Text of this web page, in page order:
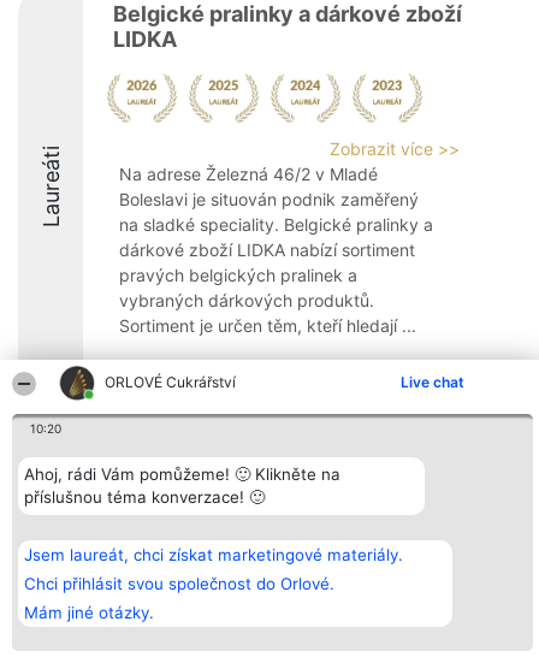
ORLOVÉ Cukrářství Live chat
10:20
Ahoj, rádi Vám pomůžeme! 🙂 Klikněte na
příslušnou téma konverzace! 🙂
Jsem laureát, chci získat marketingové materiály.
Chci přihlásit svou společnost do Orlové.
Mám jiné otázky.
Laureáti
Belgické pralinky a dárkové zboží
LIDKA
Zobrazit více >>
Na adrese Železná 46/2 v Mladé
Boleslavi je situován podnik zaměřený
na sladké speciality. Belgické pralinky a
dárkové zboží LIDKA nabízí sortiment
pravých belgických pralinek a
vybraných dárkových produktů.
Sortiment je určen těm, kteří hledají ...
8.8
Organizátor hlasování
Bright Side Solutions sp. z o.
o. sp. k.
ul. Ruska 22
KRS 0000749100 | Regon
381313360 | NIP 8943132676
Plebiscyt
Vítězové
Seznam všech
laureátů
Pravidla
Zásady
ochrany
Kontakt